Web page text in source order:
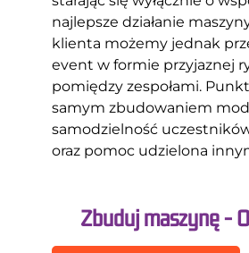
najlepsze działanie
klienta możemy jednak
event w formie przyjaznej
pomiędzy zespołami.
samym zbudowaniem
samodzielność
oraz pomoc udzielona
Zbuduj maszynę -